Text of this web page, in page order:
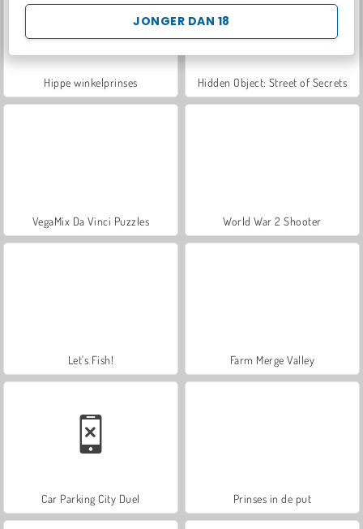
JONGER DAN 18
Hippe winkelprinses Hidden Object: Street of Secrets
VegaMix Da Vinci Puzzles World War 2 Shooter
Let's Fish! Farm Merge Valley
Car Parking City Duel Prinses in de put